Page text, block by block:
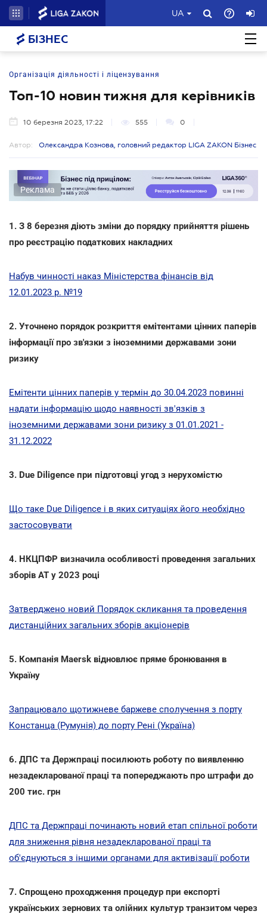
UA
БІЗНЕС
Організація діяльності і ліцензування
Топ-10 новин тижня для керівників
10 березня 2023, 17:22 555 0
Автор: Олександра Кознова, головний редактор LIGA ZAKON Бізнес
Реклама
1. З 8 березня діють зміни до порядку прийняття рішень
про реєстрацію податкових накладних
Набув чинності наказ Міністерства фінансів від
12.01.2023 р. №19
2. Уточнено порядок розкриття емітентами цінних паперів
інформації про зв'язки з іноземними державами зони
ризику
Емітенти цінних паперів у термін до 30.04.2023 повинні
надати інформацію щодо наявності зв'язків з
іноземними державами зони ризику з 01.01.2021 -
31.12.2022
3. Due Diligence при підготовці угод з нерухомістю
Що таке Due Diligence і в яких ситуаціях його необхідно
застосовувати
4. НКЦПФР визначила особливості проведення загальних
зборів АТ у 2023 році
Затверджено новий Порядок скликання та проведення
дистанційних загальних зборів акціонерів
5. Компанія Maersk відновлює пряме бронювання в
Україну
Запрацювало щотижневе баржеве сполучення з порту
Констанца (Румунія) до порту Рені (Україна)
6. ДПС та Держпраці посилюють роботу по виявленню
незадекларованої праці та попереджають про штрафи до
200 тис. грн
ДПС та Держпраці починають новий етап спільної роботи
для зниження рівня незадекларованої праці та
об'єднуються з іншими органами для активізації роботи
7. Спрощено проходження процедур при експорті
українських зернових та олійних культур транзитом через